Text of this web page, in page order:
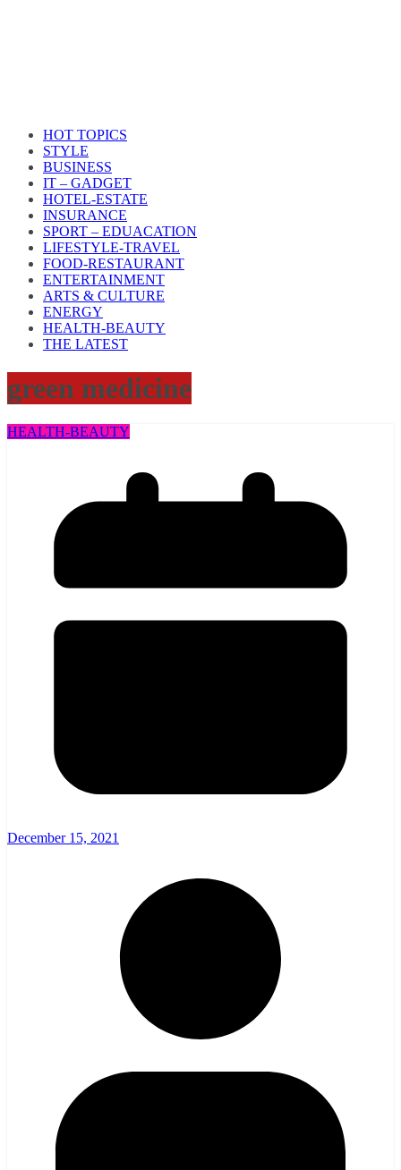
HOT TOPICS
STYLE
BUSINESS
IT – GADGET
HOTEL-ESTATE
INSURANCE
SPORT – EDUACATION
LIFESTYLE​-TRAVEL​
FOOD-RESTAURANT
ENTERTAINMENT
ARTS & CULTURE
ENERGY
HEALTH​-BEAUTY
THE LATEST
green medicine
HEALTH​-BEAUTY
December 15, 2021